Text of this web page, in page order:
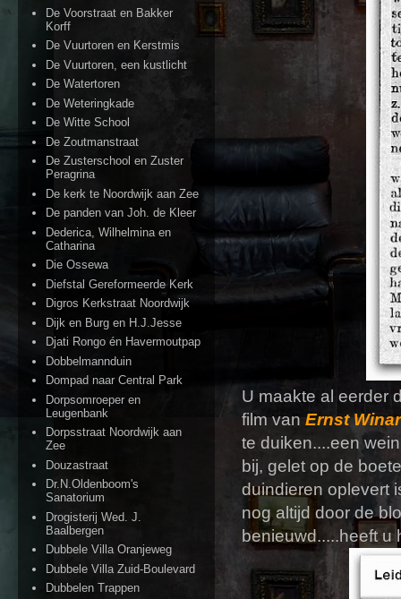
U maakte al eerder
film van Ernst Winar
te duiken....een
bij, gelet op de
duindieren oplevert
nog altijd door de
benieuwd.....heeft u
De Voorstraat en Bakker
Korff
De Vuurtoren en Kerstmis
De Vuurtoren, een kustlicht
De Watertoren
De Weteringkade
De Witte School
De Zoutmanstraat
De Zusterschool en Zuster
Peragrina
De kerk te Noordwijk aan Zee
De panden van Joh. de Kleer
Dederica, Wilhelmina en
Catharina
Die Ossewa
Diefstal Gereformeerde Kerk
Digros Kerkstraat Noordwijk
Dijk en Burg en H.J.Jesse
Djati Rongo én Havermoutpap
Dobbelmannduin
Dompad naar Central Park
Dorpsomroeper en
Leugenbank
Dorpsstraat Noordwijk aan
Zee
Douzastraat
Dr.N.Oldenboom's
Sanatorium
Drogisterij Wed. J.
Baalbergen
Dubbele Villa Oranjeweg
Dubbele Villa Zuid-Boulevard
Dubbelen Trappen